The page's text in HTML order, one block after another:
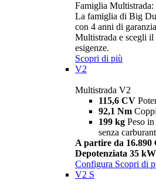
Famiglia
La famiglia di Big
con 4 anni di
Multistrada e scegli
esigenze.
Scopri di più
V2
Multistrada V2
115,6 CV
92,1 Nm
199 kg Peso
senza
A partire da 16.890
Depotenziata 35
Configura Scopri di
V2 S